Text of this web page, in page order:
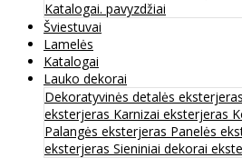
Katalogai. pavyzdžiai
Šviestuvai
Lamelės
Katalogai
Lauko dekorai
Dekoratyvinės detalės eksterjeras
eksterjeras Karnizai eksterjeras
Palangės eksterjeras Panelės
eksterjeras Sieniniai dekorai